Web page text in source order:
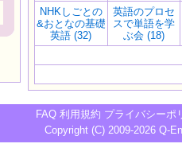
NHKしごとの
&おとなの基礎
英語 (32)
英語のプロセ
スで単語を学
ぶ会 (18)
FAQ 利用規約 プライバシーポ
Copyright (C) 2009-2026 Q-